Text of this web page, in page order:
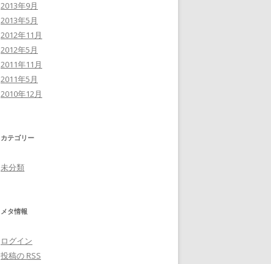
2013年9月
2013年5月
2012年11月
2012年5月
2011年11月
2011年5月
2010年12月
カテゴリー
未分類
メタ情報
ログイン
投稿の RSS